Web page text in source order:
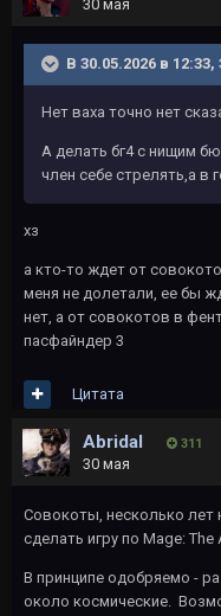
30 мая
В 30.05.2026 в 12:33,
Нет ваха точно нет
А делать бг4 с нищим
член себе стрелять,а в
хз
а кто-то ждет от
меня не долетали, ее бы
нет, а от совокотов в
пасфайндер 3
Цитата
Abridal 311
30 мая
Совокоты, несколько лет
сделать игру по Mage: The
В принципе одобряемо -
около космические.